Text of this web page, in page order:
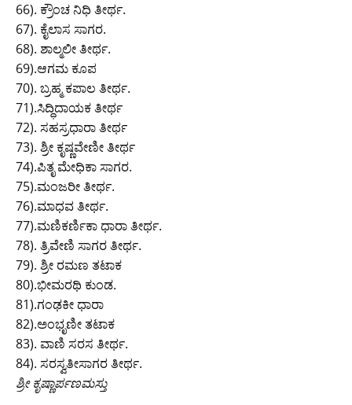
66). ಕ್ರೌಂಚ ನಿಧಿ ತೀರ್ಥ.
67). ಕೈಲಾಸ ಸಾಗರ.
68). ಶಾಲ್ಮಲೀ ತೀರ್ಥ.
69).ಆಗಮ ಕೂಪ
70). ಬ್ರಹ್ಮ ಕಪಾಲ ತೀರ್ಥ.
71).ಸಿದ್ಧಿದಾಯಕ ತೀರ್ಥ
72). ಸಹಸ್ರಧಾರಾ ತೀರ್ಥ
73). ಶ್ರೀ ಕೃಷ್ಣವೇಣೀ ತೀರ್ಥ
74).ಪಿತೃ ಮೇಧಿಕಾ ಸಾಗರ.
75).ಮಂಜರೀ ತೀರ್ಥ.
76).ಮಾಧವ ತೀರ್ಥ.
77).ಮಣಿಕರ್ಣಿಕಾ ಧಾರಾ ತೀರ್ಥ.
78). ತ್ರಿವೇಣಿ ಸಾಗರ ತೀರ್ಥ.
79). ಶ್ರೀ ರಮಣ ತಟಾಕ
80).ಭೀಮರಥಿ ಕುಂಡ.
81).ಗಂಢಕೀ ಧಾರಾ
82).ಅಂಭೃಣೀ ತಟಾಕ
83). ವಾಣಿ ಸರಸ ತೀರ್ಥ.
84). ಸರಸ್ವತೀಸಾಗರ ತೀರ್ಥ.
ಶ್ರೀ ಕೃಷ್ಣಾರ್ಪಣಮಸ್ತು